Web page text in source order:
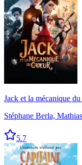
Jack et la mécanique
Stéphane Berla,
5.7